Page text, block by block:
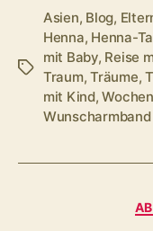
Schlagwörter
Asien, Blog,
Henna, Henna-
mit Baby, Reise
Traum,Träume,
mit Kind,
Wunscharmband